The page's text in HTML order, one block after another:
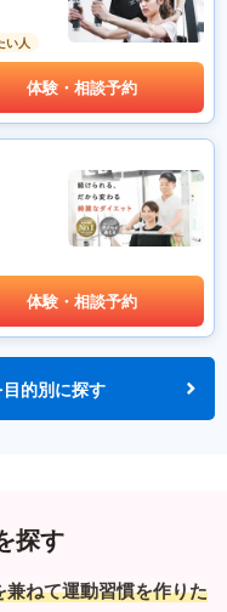
い人
体験・相談予約
体験・相談予約
的別に探す
探す
兼ねて運動習慣を作りた